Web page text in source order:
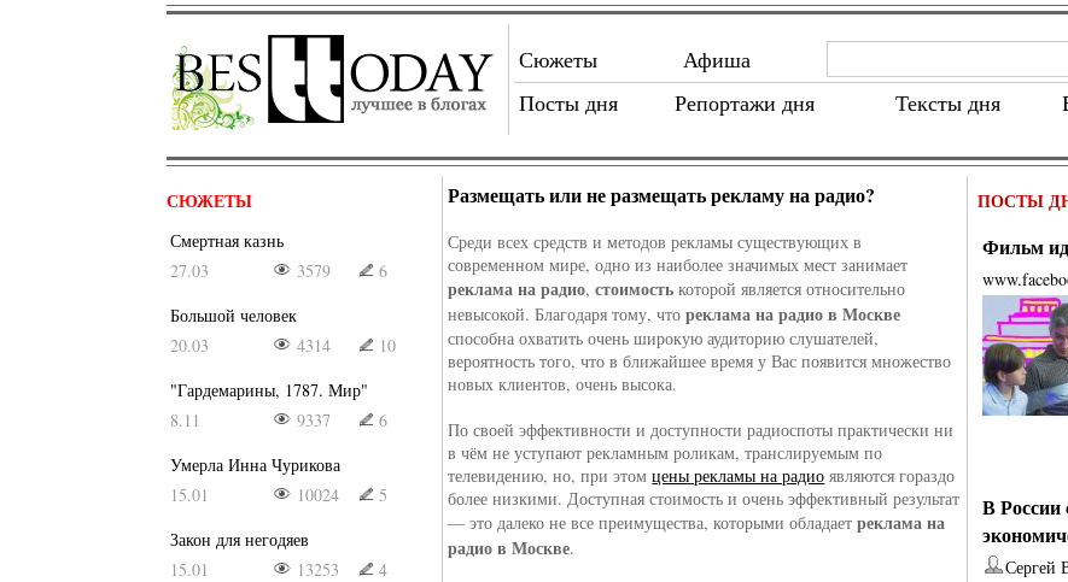
Сюжеты
Афиша
Посты дня
Репортажи дня Тексты дня
СЮЖЕТЫ
Смертная казнь
27.03
3579
6
Большой человек
20.03
4314
10
"Гардемарины, 1787. Мир"
8.11
9337
6
Умерла Инна Чурикова
15.01
10024
5
Закон для негодяев
15.01
13253 4
Размещать или не размещать рекламу на радио?
Среди всех средств и методов рекламы существующих в
современном мире, одно из наиболее значимых мест занимает
реклама на радио,стоимость которой является относительно
невысокой. Благодаря тому, чтореклама на радио в Москве
способна охватить очень широкую аудиторию слушателей,
вероятность того, что в ближайшее время у Вас появится множество
новых клиентов, очень высока.
По своей эффективности и доступности радиоспоты практически ни
в чём не уступают рекламным роликам, транслируемым по
телевидению, но, при этомцены рекламы на радио являются гораздо
более низкими. Доступная стоимость и очень эффективный результат
— это далеко не все преимущества, которыми обладаетреклама на
радио в Москве.
ПОСТЫ
Фильм
В России
Сергей